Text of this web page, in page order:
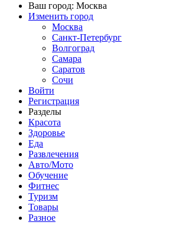
Ваш город: Москва
Изменить город
Москва
Санкт-Петербург
Волгоград
Самара
Саратов
Сочи
Войти
Регистрация
Разделы
Красота
Здоровье
Еда
Развлечения
Авто/Мото
Обучение
Фитнес
Туризм
Товары
Разное